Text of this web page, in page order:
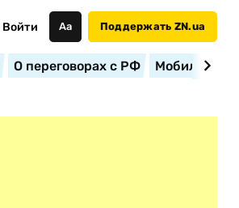
Войти Аа Поддержать ZN.ua
О переговорах с РФ